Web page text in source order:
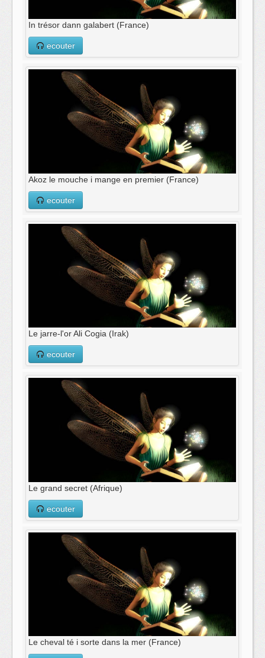
In trésor dann galabert (France)
ecouter
Akoz le mouche i mange en premier (France)
ecouter
Le jarre-l'or Ali Cogia (Irak)
ecouter
Le grand secret (Afrique)
ecouter
Le cheval té i sorte dans la mer (France)